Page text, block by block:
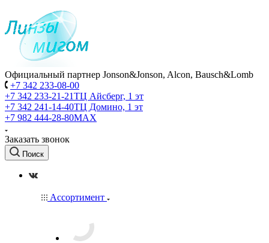
Официальный партнер Jonson&Jonson, Alcon, Bausch&Lomb
+7 342 233-08-00
+7 342 233-21-21ТЦ Айсберг, 1 эт
+7 342 241-14-40ТЦ Домино, 1 эт
+7 982 444-28-80MAX
Заказать звонок
Поиск
Ассортимент